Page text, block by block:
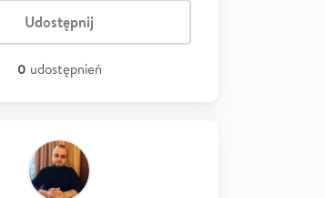
Udostępnij
0 udostępnień